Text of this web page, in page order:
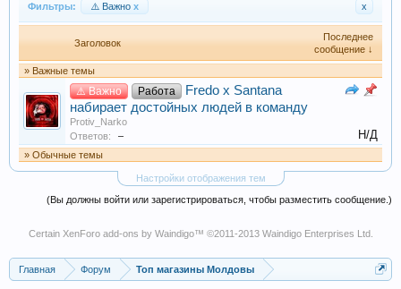
Фильтры: ⚠️ Важно x x
Заголовок
Последнее
сообщение ↓
» Важные темы
⚠️ Важно Работа
Fredo x Santana
набирает достойных людей в команду
Protiv_Narko
Ответов:
– Н/Д
» Обычные темы
Настройки отображения тем
(Вы должны войти или зарегистрироваться, чтобы разместить сообщение.)
Certain XenForo add-ons by Waindigo™ ©2011-2013 Waindigo Enterprises Ltd.
Главная Форум Топ магазины Молдовы